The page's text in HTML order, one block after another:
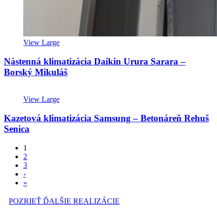
View Large
Nástenná klimatizácia Daikin Urura Sarara –
Borský Mikuláš
View Large
Kazetová klimatizácia Samsung – Betonáreň Rehuš
Senica
1
2
3
›
»
POZRIEŤ ĎALŠIE REALIZÁCIE